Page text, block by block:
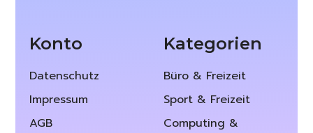
Konto
Datenschutz
Impressum
AGB
Kategorien
Büro & Freizeit
Sport & Freizeit
Computing &